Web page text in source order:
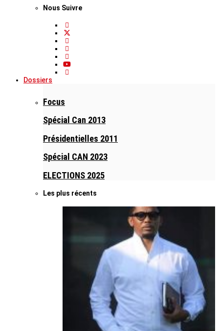
Nous Suivre
Dossiers
Focus
Spécial Can 2013
Présidentielles 2011
Spécial CAN 2023
ELECTIONS 2025
Les plus récents